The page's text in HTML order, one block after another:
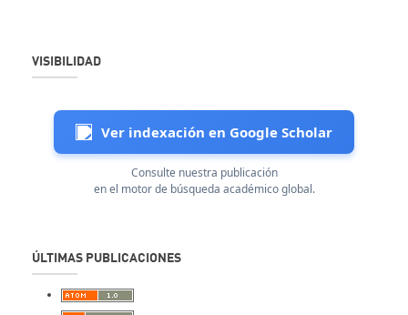
VISIBILIDAD
Ver indexación en Google Scholar
Consulte nuestra publicación
en el motor de búsqueda académico global.
ÚLTIMAS PUBLICACIONES